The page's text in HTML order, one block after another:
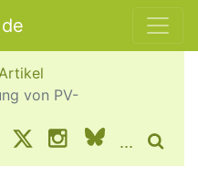
von PV-
...